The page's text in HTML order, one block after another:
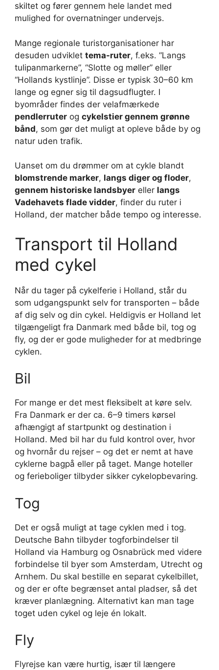
skiltet og fører gennem hele landet med
mulighed for overnatninger undervejs.
Mange regionale turistorganisationer har
desuden udviklet tema-ruter, f.eks. “Langs
tulipanmarkerne”, “Slotte og møller” eller
“Hollands kystlinje”. Disse er typisk 30–60 km
lange og egner sig til dagsudflugter. I
byområder findes der velafmærkede
pendlerruter og cykelstier gennem grønne
bånd, som gør det muligt at opleve både by og
natur uden trafik.
Uanset om du drømmer om at cykle blandt
blomstrende marker, langs diger og floder,
gennem historiske landsbyer eller langs
Vadehavets flade vidder, finder du ruter i
Holland, der matcher både tempo og interesse.
Transport til Holland
med cykel
Når du tager på cykelferie i Holland, står du
som udgangspunkt selv for transporten – både
af dig selv og din cykel. Heldigvis er Holland let
tilgængeligt fra Danmark med både bil, tog og
fly, og der er gode muligheder for at medbringe
cyklen.
Bil
For mange er det mest fleksibelt at køre selv.
Fra Danmark er der ca. 6–9 timers kørsel
afhængigt af startpunkt og destination i
Holland. Med bil har du fuld kontrol over, hvor
og hvornår du rejser – og det er nemt at have
cyklerne bagpå eller på taget. Mange hoteller
og ferieboliger tilbyder sikker cykelopbevaring.
Tog
Det er også muligt at tage cyklen med i tog.
Deutsche Bahn tilbyder togforbindelser til
Holland via Hamburg og Osnabrück med videre
forbindelse til byer som Amsterdam, Utrecht og
Arnhem. Du skal bestille en separat cykelbillet,
og der er ofte begrænset antal pladser, så det
kræver planlægning. Alternativt kan man tage
toget uden cykel og leje én lokalt.
Fly
Flyrejse kan være hurtig, især til længere